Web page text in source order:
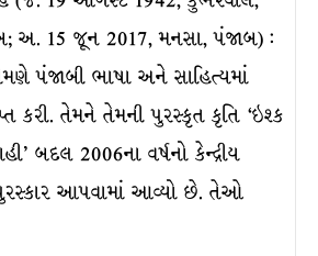
અ. 15 જૂન 2017, મનસા, પંજાબ) :
પંજાબી ભાષા અને સાહિત્યમાં
કરી. તેમને તેમની પુરસ્કૃત કૃતિ ‘ઇશ્ક
બદલ 2006ના વર્ષનો કેન્દ્રીય
આપવામાં આવ્યો છે. તેઓ